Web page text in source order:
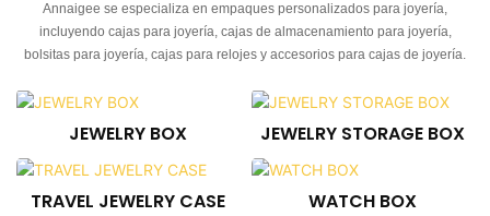
Annaigee se especializa en empaques personalizados para joyería,
incluyendo cajas para joyería, cajas de almacenamiento para joyería,
bolsitas para joyería, cajas para relojes y accesorios para cajas de joyería.
JEWELRY BOX JEWELRY STORAGE BOX
TRAVEL JEWELRY CASE WATCH BOX